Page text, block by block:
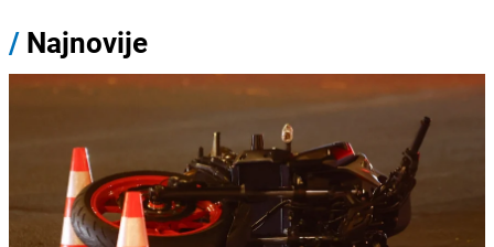
/ Najnovije